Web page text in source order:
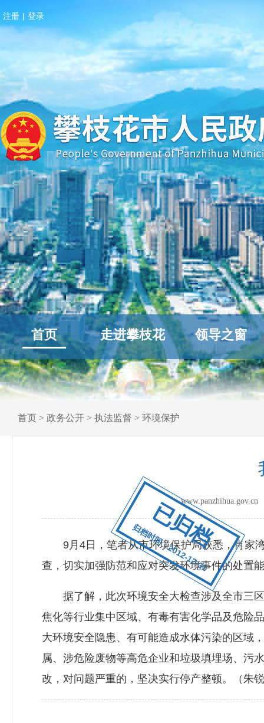
已归档
归档时间：2012-12-31
注册 | 登录
首页 走进攀枝花 领导之窗
首页 > 政务公开 > 执法监督 > 环境保护
9月4日，笔者从市环境保护局获悉，肖家湾
查，切实加强防范和应对突发环境事件的处置
据了解，此次环境安全大检查涉及全市三区
焦化等行业集中区域、有毒有害化学品及危险
大环境安全隐患、有可能造成水体污染的区域
属、涉危险废物等高危企业和垃圾填埋场、污
改，对问题严重的，坚决实行停产整顿。（朱